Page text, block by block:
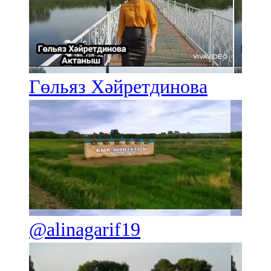
91,0 FM
Шәмәрдән
102,3 FM
Яңа чишмә
107,0 FM
Яр Чаллы
105,5 FM
Гөльяз Хәйретдинова
@alinagarif19